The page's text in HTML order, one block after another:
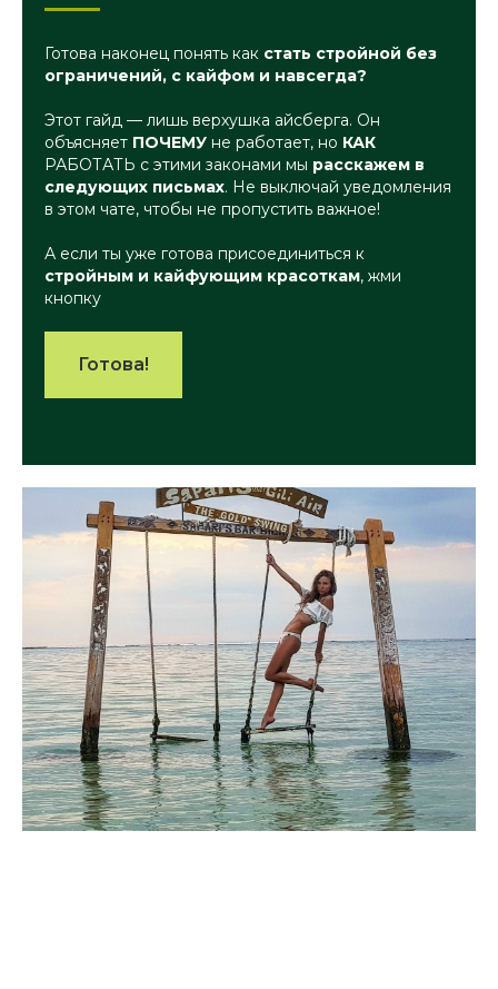
Готова наконец понять как стать стройной без
ограничений, с кайфом и навсегда?
Этот гайд — лишь верхушка айсберга. Он
объясняет ПОЧЕМУ не работает, но КАК
РАБОТАТЬ с этими законами мы расскажем в
следующих письмах. Не выключай уведомления
в этом чате, чтобы не пропустить важное!
А если ты уже готова присоединиться к
стройным и кайфующим красоткам, жми
кнопку
Готова!